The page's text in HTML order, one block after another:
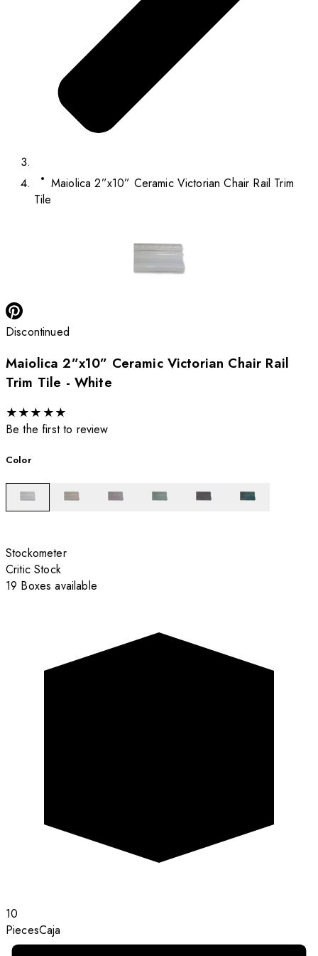
Maiolica 2”x10” Ceramic Victorian Chair Rail Trim
Tile
Discontinued
Maiolica 2”x10” Ceramic Victorian Chair Rail
Trim Tile - White
★★★ ★★
Be the first to review
Color
Stockometer
Critic Stock
19 Boxes available
10
PiecesCaja